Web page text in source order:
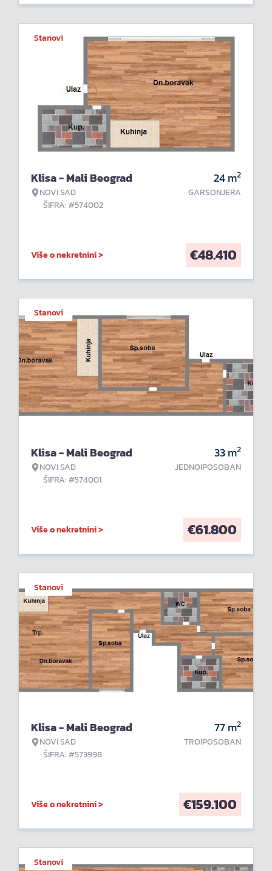
Stanovi
Klisa - Mali Beograd
NOVI SAD
ŠIFRA: #574002
24m2
GARSONJERA
Više o nekretnini > €48.410
Stanovi
Klisa - Mali Beograd
NOVI SAD
ŠIFRA: #574001
33m2
JEDNOIPOSOBAN
Više o nekretnini > €61.800
Stanovi
Klisa - Mali Beograd
NOVI SAD
ŠIFRA: #573998
77m2
TROIPOSOBAN
Više o nekretnini > €159.100
Stanovi